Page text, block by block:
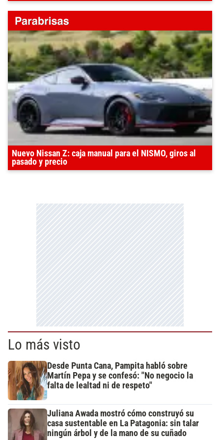
Nuevo Nissan Z: caja manual para el NISMO, giros al
pasado y precio
Lo más visto
Desde Punta Cana, Pampita habló sobre
Martín Pepa y se confesó: "No negocio la
falta de lealtad ni de respeto"
Juliana Awada mostró cómo construyó su
casa sustentable en La Patagonia: sin talar
ningún árbol y de la mano de su cuñado